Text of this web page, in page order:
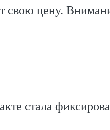
свою цену.
стала